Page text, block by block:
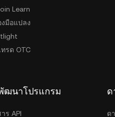
Learn
งมือแปลง
ทรด OTC
ฒนาโปรแกรม
าร API
ด
ด